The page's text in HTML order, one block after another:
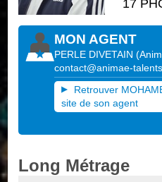
17
MON AGENT
PERLE DIVETAIN (
contact@animae-
Retrouver
site de son agent
Long Métrage